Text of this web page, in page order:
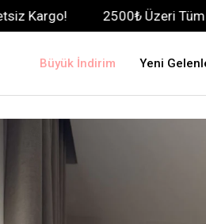
2500₺ Üzeri Tüm
Büyük İndirim Yeni